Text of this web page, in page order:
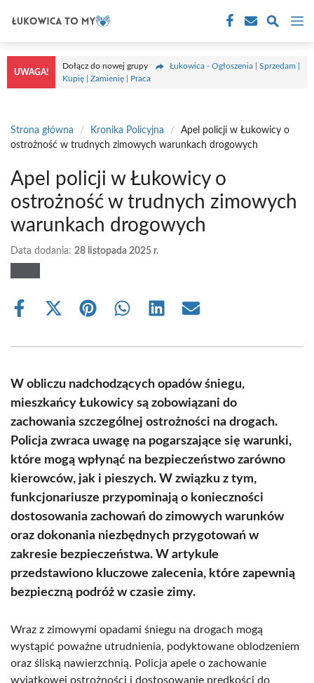
treści
UWAGA!
Dołącz do nowej grupy
Łukowica - Ogłoszenia | Sprzedam |
Kupię | Zamienię | Praca
Strona główna / Kronika Policyjna /
Apel policji w Łukowicy o
ostrożność w trudnych zimowych warunkach drogowych
Apel policji w Łukowicy o
ostrożność w trudnych zimowych
warunkach drogowych
Data dodania: 28 listopada 2025 r.
Share
Share
(Twitter)
Share Share Share Share
W obliczu nadchodzących opadów śniegu,
mieszkańcy Łukowicy są zobowiązani do
zachowania szczególnej ostrożności na drogach.
Policja zwraca uwagę na pogarszające się warunki,
które mogą wpłynąć na bezpieczeństwo zarówno
kierowców, jak i pieszych. W związku z tym,
funkcjonariusze przypominają o konieczności
dostosowania zachowań do zimowych warunków
oraz dokonania niezbędnych przygotowań w
zakresie bezpieczeństwa. W artykule
przedstawiono kluczowe zalecenia, które zapewnią
bezpieczną podróż w czasie zimy.
Wraz z zimowymi opadami śniegu na drogach mogą
wystąpić poważne utrudnienia, podyktowane oblodzeniem
oraz śliską nawierzchnią. Policja apele o zachowanie
wyjątkowej ostrożności i dostosowanie prędkości do